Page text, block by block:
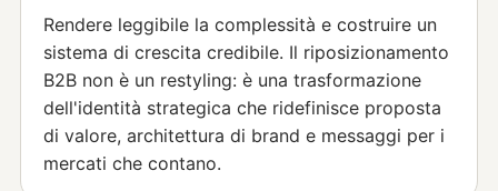
Rendere leggibile la complessità e costruire un
sistema di crescita credibile. Il riposizionamento
B2B non è un restyling: è una trasformazione
dell'identità strategica che ridefinisce proposta
di valore, architettura di brand e messaggi per i
mercati che contano.